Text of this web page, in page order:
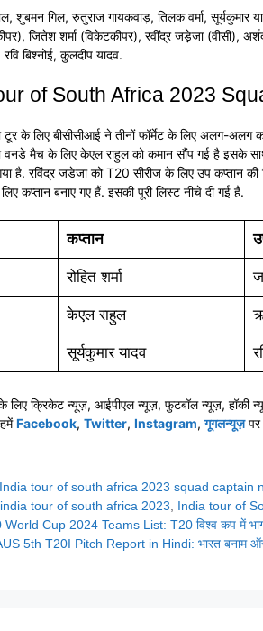
शुबमन गिल, रुतुराज गायकवाड़, तिलक वर्मा, सूर्यकुमार
जितेश शर्मा (विकेटकीपर), रवींद्र जड़ेजा (वीसी),
बिश्नोई, कुलदीप यादव.
of South Africa 2023
के लिए बीसीसीआई ने तीनों फॉर्मेट के लिए अलग-अलग
वनडे मैच के लिए केएल राहुल को कमान सौंप गई है इसके
है. रविंद्र जडेजा को T20 सीरीज के लिए उप कप्तान की
कप्तान बनाए गए हैं. इसकी पूरी लिस्ट नीचे दी गई है.
कप्तान
रोहित शर्मा
केएल राहुल
सूर्यकुमार यादव
लिए क्रिकेट न्यूज़, आईपीएल न्यूज़, फुटबॉल न्यूज़, हॉकी
Facebook, Twitter, Instagram,गूगलन्यूज़पर
tour of south africa 2023 squad captain
india tour of south africa 2023
India tour of
Cup 2024 Teams List: T20 विश्व कप में भाग
5th T20I Pitch Report in Hindi: भारत बनाम